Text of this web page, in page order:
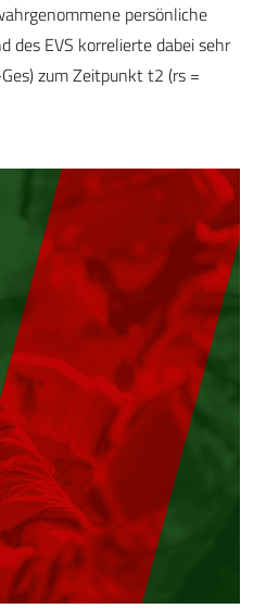
persönliche
des EVS korrelierte dabei sehr
zum Zeitpunkt t2 (rs =